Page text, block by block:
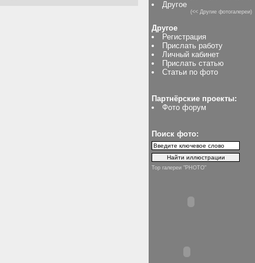
Другое
(<< Другие фотогалереи)
Другое
Регистрация
Прислать работу
Личный кабинет
Прислать статью
Статьи по фото
Партнёрские проекты:
Фото форум
Поиск фото:
Top галереи "PHOTO"